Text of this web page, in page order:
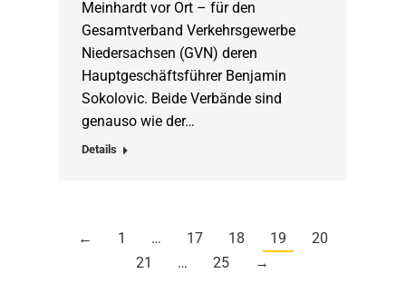
Meinhardt vor Ort – für den
Gesamtverband Verkehrsgewerbe
Niedersachsen (GVN) deren
Hauptgeschäftsführer Benjamin
Sokolovic. Beide Verbände sind
genauso wie der…
Details
← 1 … 17 18 19
20
21
… 25 →